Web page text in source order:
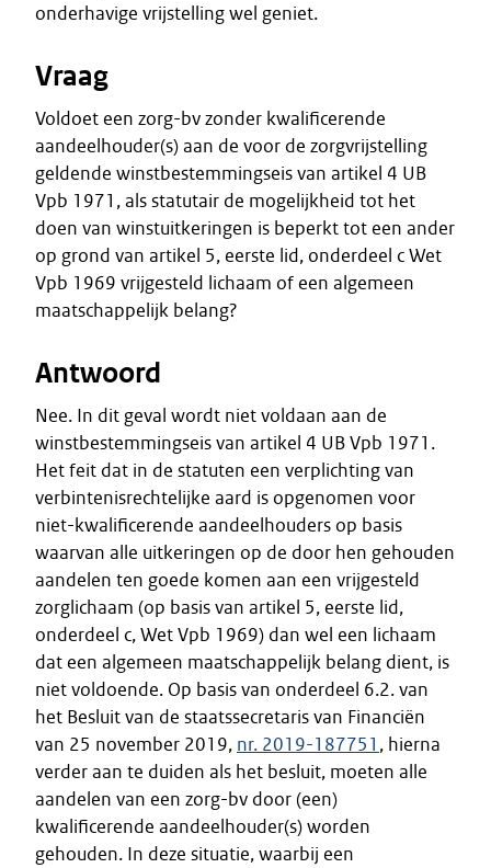
onderhavige vrijstelling wel geniet.
Vraag
Voldoet een zorg-bv zonder kwalificerende
aandeelhouder(s) aan de voor de zorgvrijstelling
geldende winstbestemmingseis van artikel 4 UB
Vpb 1971, als statutair de mogelijkheid tot het
doen van winstuitkeringen is beperkt tot een ander
op grond van artikel 5, eerste lid, onderdeel c Wet
Vpb 1969 vrijgesteld lichaam of een algemeen
maatschappelijk belang?
Antwoord
Nee. In dit geval wordt niet voldaan aan de
winstbestemmingseis van artikel 4 UB Vpb 1971.
Het feit dat in de statuten een verplichting van
verbintenisrechtelijke aard is opgenomen voor
niet-kwalificerende aandeelhouders op basis
waarvan alle uitkeringen op de door hen gehouden
aandelen ten goede komen aan een vrijgesteld
zorglichaam (op basis van artikel 5, eerste lid,
onderdeel c, Wet Vpb 1969) dan wel een lichaam
dat een algemeen maatschappelijk belang dient, is
niet voldoende. Op basis van onderdeel 6.2. van
het Besluit van de staatssecretaris van Financiën
van 25 november 2019, nr. 2019-187751 , hierna
verder aan te duiden als het besluit, moeten alle
aandelen van een zorg-bv door (een)
kwalificerende aandeelhouder(s) worden
gehouden. In deze situatie, waarbij een